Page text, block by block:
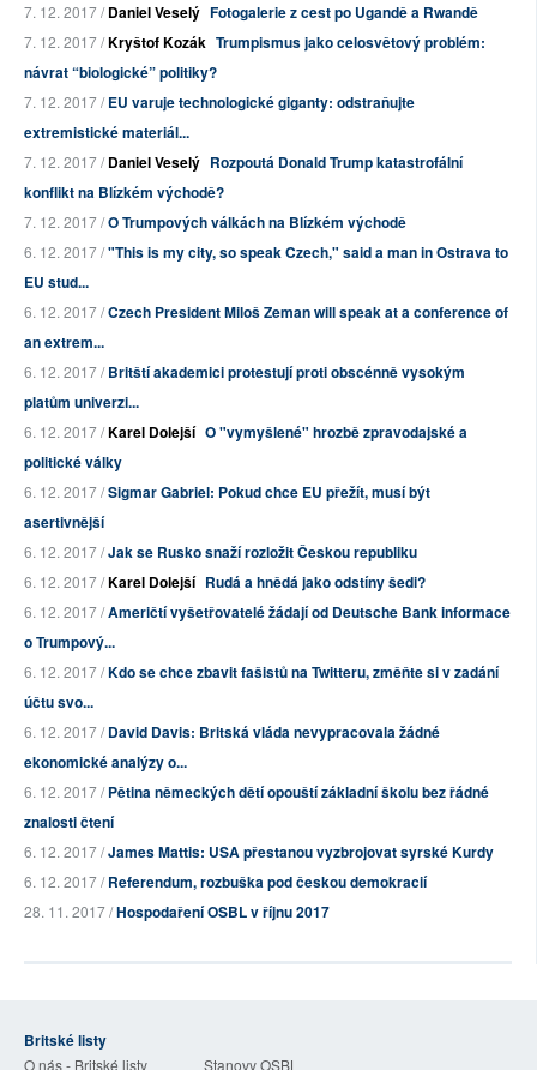
7. 12. 2017 /Daniel Veselý Fotogalerie z cest po Ugandě a Rwandě
7. 12. 2017 /Kryštof Kozák Trumpismus jako celosvětový problém:
návrat “biologické” politiky?
7. 12. 2017 /EU varuje technologické giganty: odstraňujte
extremistické materiál...
7. 12. 2017 /Daniel Veselý Rozpoutá Donald Trump katastrofální
konflikt na Blízkém východě?
7. 12. 2017 /O Trumpových válkách na Blízkém východě
6. 12. 2017 /"This is my city, so speak Czech," said a man in Ostrava to
EU stud...
6. 12. 2017 /Czech President Miloš Zeman will speak at a conference of
an extrem...
6. 12. 2017 /Britští akademici protestují proti obscénně vysokým
platům univerzi...
6. 12. 2017 /Karel Dolejší O "vymyšlené" hrozbě zpravodajské a
politické války
6. 12. 2017 /Sigmar Gabriel: Pokud chce EU přežít, musí být
asertivnější
6. 12. 2017 /Jak se Rusko snaží rozložit Českou republiku
6. 12. 2017 /Karel Dolejší Rudá a hnědá jako odstíny šedi?
6. 12. 2017 /Američtí vyšetřovatelé žádají od Deutsche Bank informace
o Trumpový...
6. 12. 2017 /Kdo se chce zbavit fašistů na Twitteru, změňte si v zadání
účtu svo...
6. 12. 2017 /David Davis: Britská vláda nevypracovala žádné
ekonomické analýzy o...
6. 12. 2017 /Pětina německých dětí opouští základní školu bez řádné
znalosti čtení
6. 12. 2017 /James Mattis: USA přestanou vyzbrojovat syrské Kurdy
6. 12. 2017 /Referendum, rozbuška pod českou demokracií
28. 11. 2017 /Hospodaření OSBL v říjnu 2017
Britské listy
O nás - Britské listy Stanovy OSBL